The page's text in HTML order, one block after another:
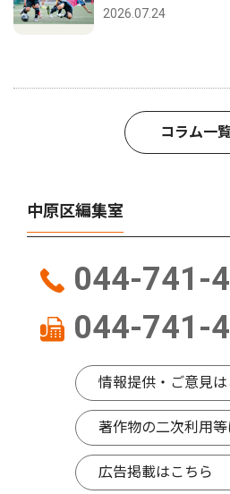
2026.07.24
コラム一
中原区編集室
044-741-
044-741-
情報提供・ご意見は
著作物の二次利用
広告掲載はこちら